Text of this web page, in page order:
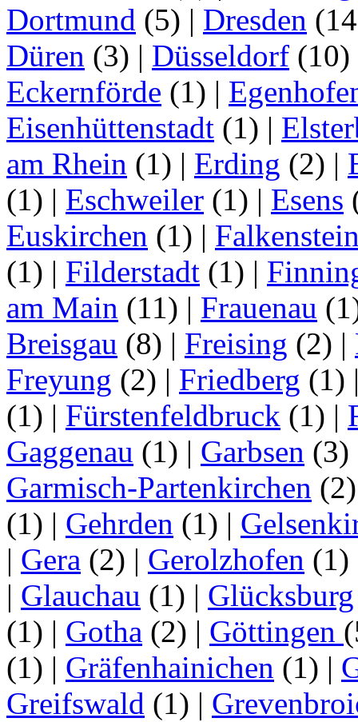
Dortmund (5) | Dresden
Düren (3) | Düsseldorf (10)
Eckernförde (1) |
Eisenhüttenstadt (1) |
am Rhein (1) | Erding (2) |
(1) | Eschweiler (1) | Esens
Euskirchen (1) |
(1) | Filderstadt (1) |
am Main (11) | Frauenau
Breisgau (8) | Freising (2) |
Freyung (2) | Friedberg (1)
(1) | Fürstenfeldbruck (1) |
Gaggenau (1) | Garbsen (3)
Garmisch-Partenkirchen
(1) | Gehrden (1) |
| Gera (2) | Gerolzhofen (1)
| Glauchau (1) | Glücksburg
(1) | Gotha (2) | Göttingen
(1) | Gräfenhainichen (1) |
Greifswald (1) |